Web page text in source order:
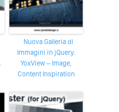
Nuova Galleria di
Immagini in jQuery:
YoxView – Image,
Content Inspiration